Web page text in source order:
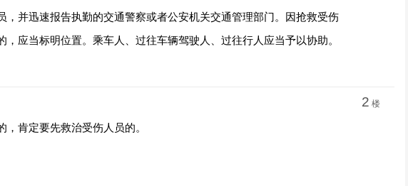
，并迅速报告执勤的交通警察或者公安机关交通管理部门。因抢救受伤
，应当标明位置。乘车人、过往车辆驾驶人、过往行人应当予以协助。
2 楼
，肯定要先救治受伤人员的。